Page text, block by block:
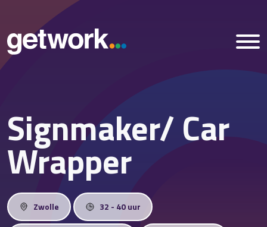
Home
Vacatures
Over ons
Signmaker/ Car
Wrapper
Zwolle 32 - 40 uur